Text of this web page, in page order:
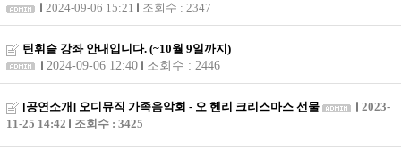
2024-09-06 15:21
조회수 : 2347
틴휘슬 강좌 안내입니다. (~10월 9일까지)
2024-09-06 12:40
조회수 : 2446
[공연소개] 오디뮤직 가족음악회 - 오 헨리 크리스마스 선물
2023-
11-25 14:42
조회수 : 3425